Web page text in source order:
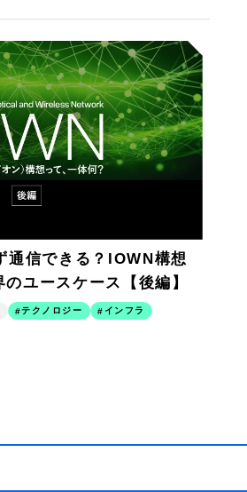
通信できる？IOWN構想
ユースケース【後編】
テクノロジー
インフラ